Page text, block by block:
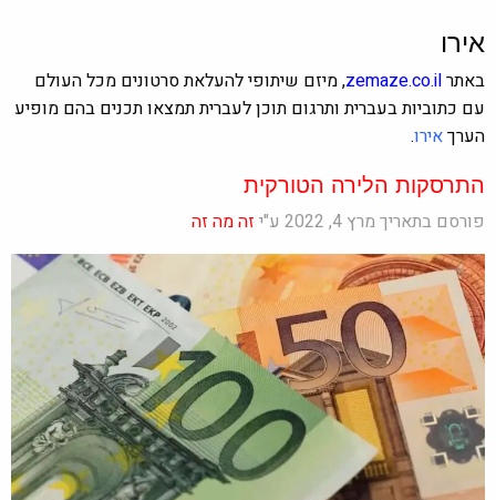
אירו
באתרzemaze.co.il, מיזם שיתופי להעלאת סרטונים מכל העולם
עם כתוביות בעברית ותרגום תוכן לעברית תמצאו תכנים בהם מופיע
הערךאירו.
התרסקות הלירה הטורקית
פורסם בתאריך מרץ 4, 2022 ע"י זה מה זה